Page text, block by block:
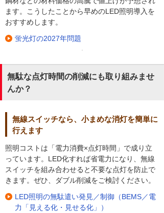
ます。こうしたことから早めのLED照明導入を
おすすめします。
蛍光灯の2027年問題
無駄な点灯時間の削減にも取り組みませ
んか？
無線スイッチなら、小まめな消灯を簡単に
行えます
照明コストは「電力消費×点灯時間」で成り立
っています。LED化すれば省電力になり、無線
スイッチを組み合わせると不要な点灯を防止で
きます。ぜひ、ダブル削減をご検討ください。
LED照明の無駄遣い発見／制御（BEMS／電
力「見える化・見せる化」）